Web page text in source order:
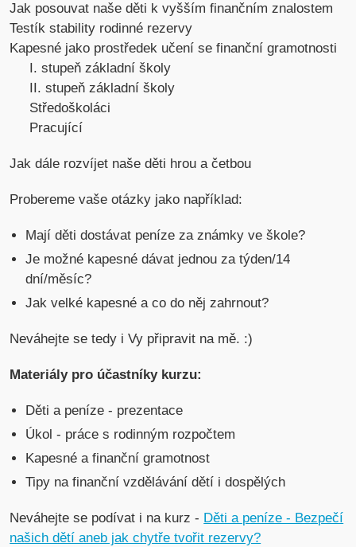
Jak posouvat naše děti k vyšším finančním znalostem
Testík stability rodinné rezervy
Kapesné jako prostředek učení se finanční gramotnosti
I. stupeň základní školy
II. stupeň základní školy
Středoškoláci
Pracující
Jak dále rozvíjet naše děti hrou a četbou
Probereme vaše otázky jako například:
Mají děti dostávat peníze za známky ve škole?
Je možné kapesné dávat jednou za týden/14
dní/měsíc?
Jak velké kapesné a co do něj zahrnout?
Neváhejte se tedy i Vy připravit na mě. :)
Materiály pro účastníky kurzu:
Děti a peníze - prezentace
Úkol - práce s rodinným rozpočtem
Kapesné a finanční gramotnost
Tipy na finanční vzdělávání dětí i dospělých
Neváhejte se podívat i na kurz - Děti a peníze - Bezpečí
našich dětí aneb jak chytře tvořit rezervy?